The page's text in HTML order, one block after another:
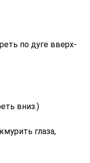
по дуге вверх-
вниз.)
глаза,